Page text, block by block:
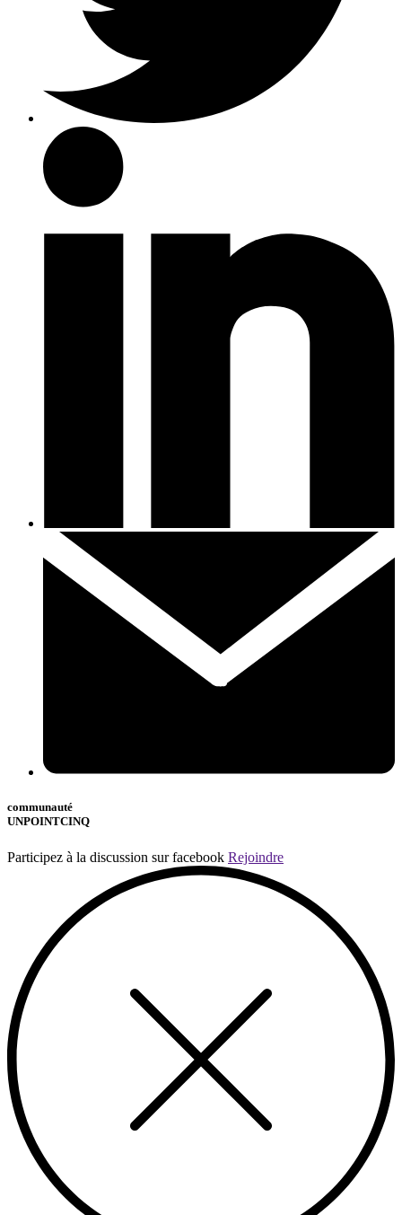
communauté
UNPOINTCINQ
Participez à la discussion sur facebook Rejoindre